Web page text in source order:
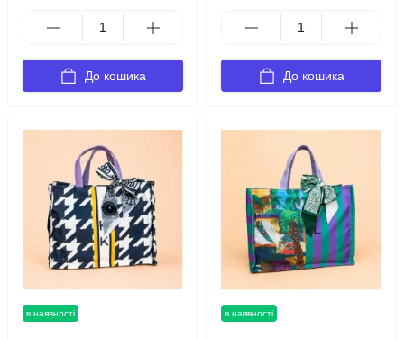
До кошика До кошика
в наявності в наявності